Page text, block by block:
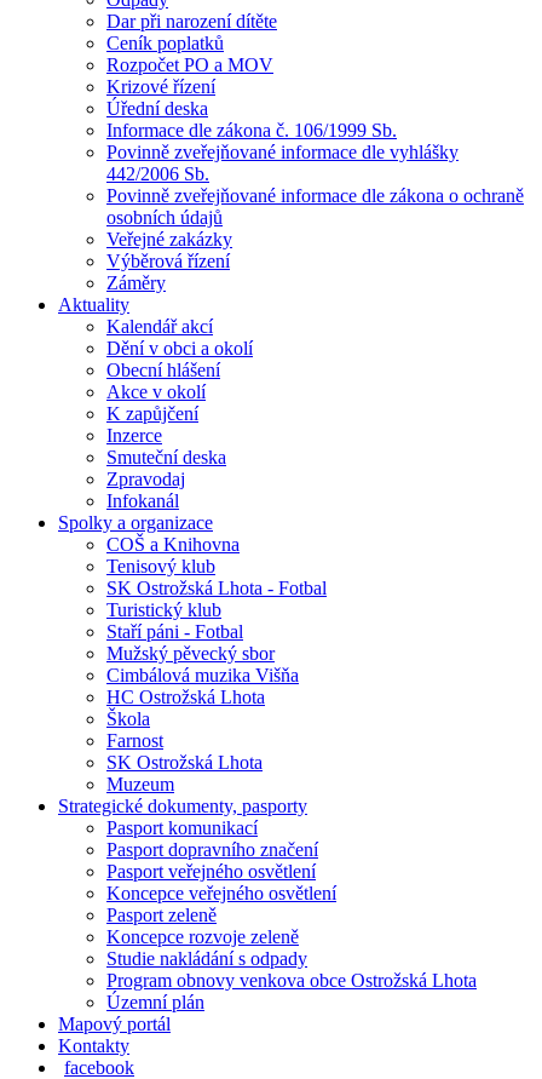
Dar při narození dítěte
Ceník poplatků
Rozpočet PO a MOV
Krizové řízení
Úřední deska
Informace dle zákona č. 106/1999 Sb.
Povinně zveřejňované informace dle vyhlášky
442/2006 Sb.
Povinně zveřejňované informace dle zákona o ochraně
osobních údajů
Veřejné zakázky
Výběrová řízení
Záměry
Aktuality
Kalendář akcí
Dění v obci a okolí
Obecní hlášení
Akce v okolí
K zapůjčení
Inzerce
Smuteční deska
Zpravodaj
Infokanál
Spolky a organizace
COŠ a Knihovna
Tenisový klub
SK Ostrožská Lhota - Fotbal
Turistický klub
Staří páni - Fotbal
Mužský pěvecký sbor
Cimbálová muzika Višňa
HC Ostrožská Lhota
Škola
Farnost
SK Ostrožská Lhota
Muzeum
Strategické dokumenty, pasporty
Pasport komunikací
Pasport dopravního značení
Pasport veřejného osvětlení
Koncepce veřejného osvětlení
Pasport zeleně
Koncepce rozvoje zeleně
Studie nakládání s odpady
Program obnovy venkova obce Ostrožská Lhota
Územní plán
Mapový portál
Kontakty
facebook